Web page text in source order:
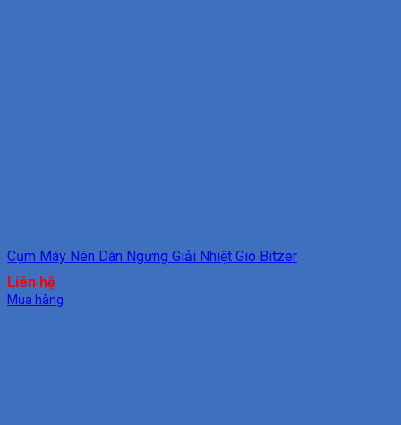
Cụm Máy Nén Dàn Ngưng Giải Nhiệt Gió Bitzer
Liên hệ
Mua hàng